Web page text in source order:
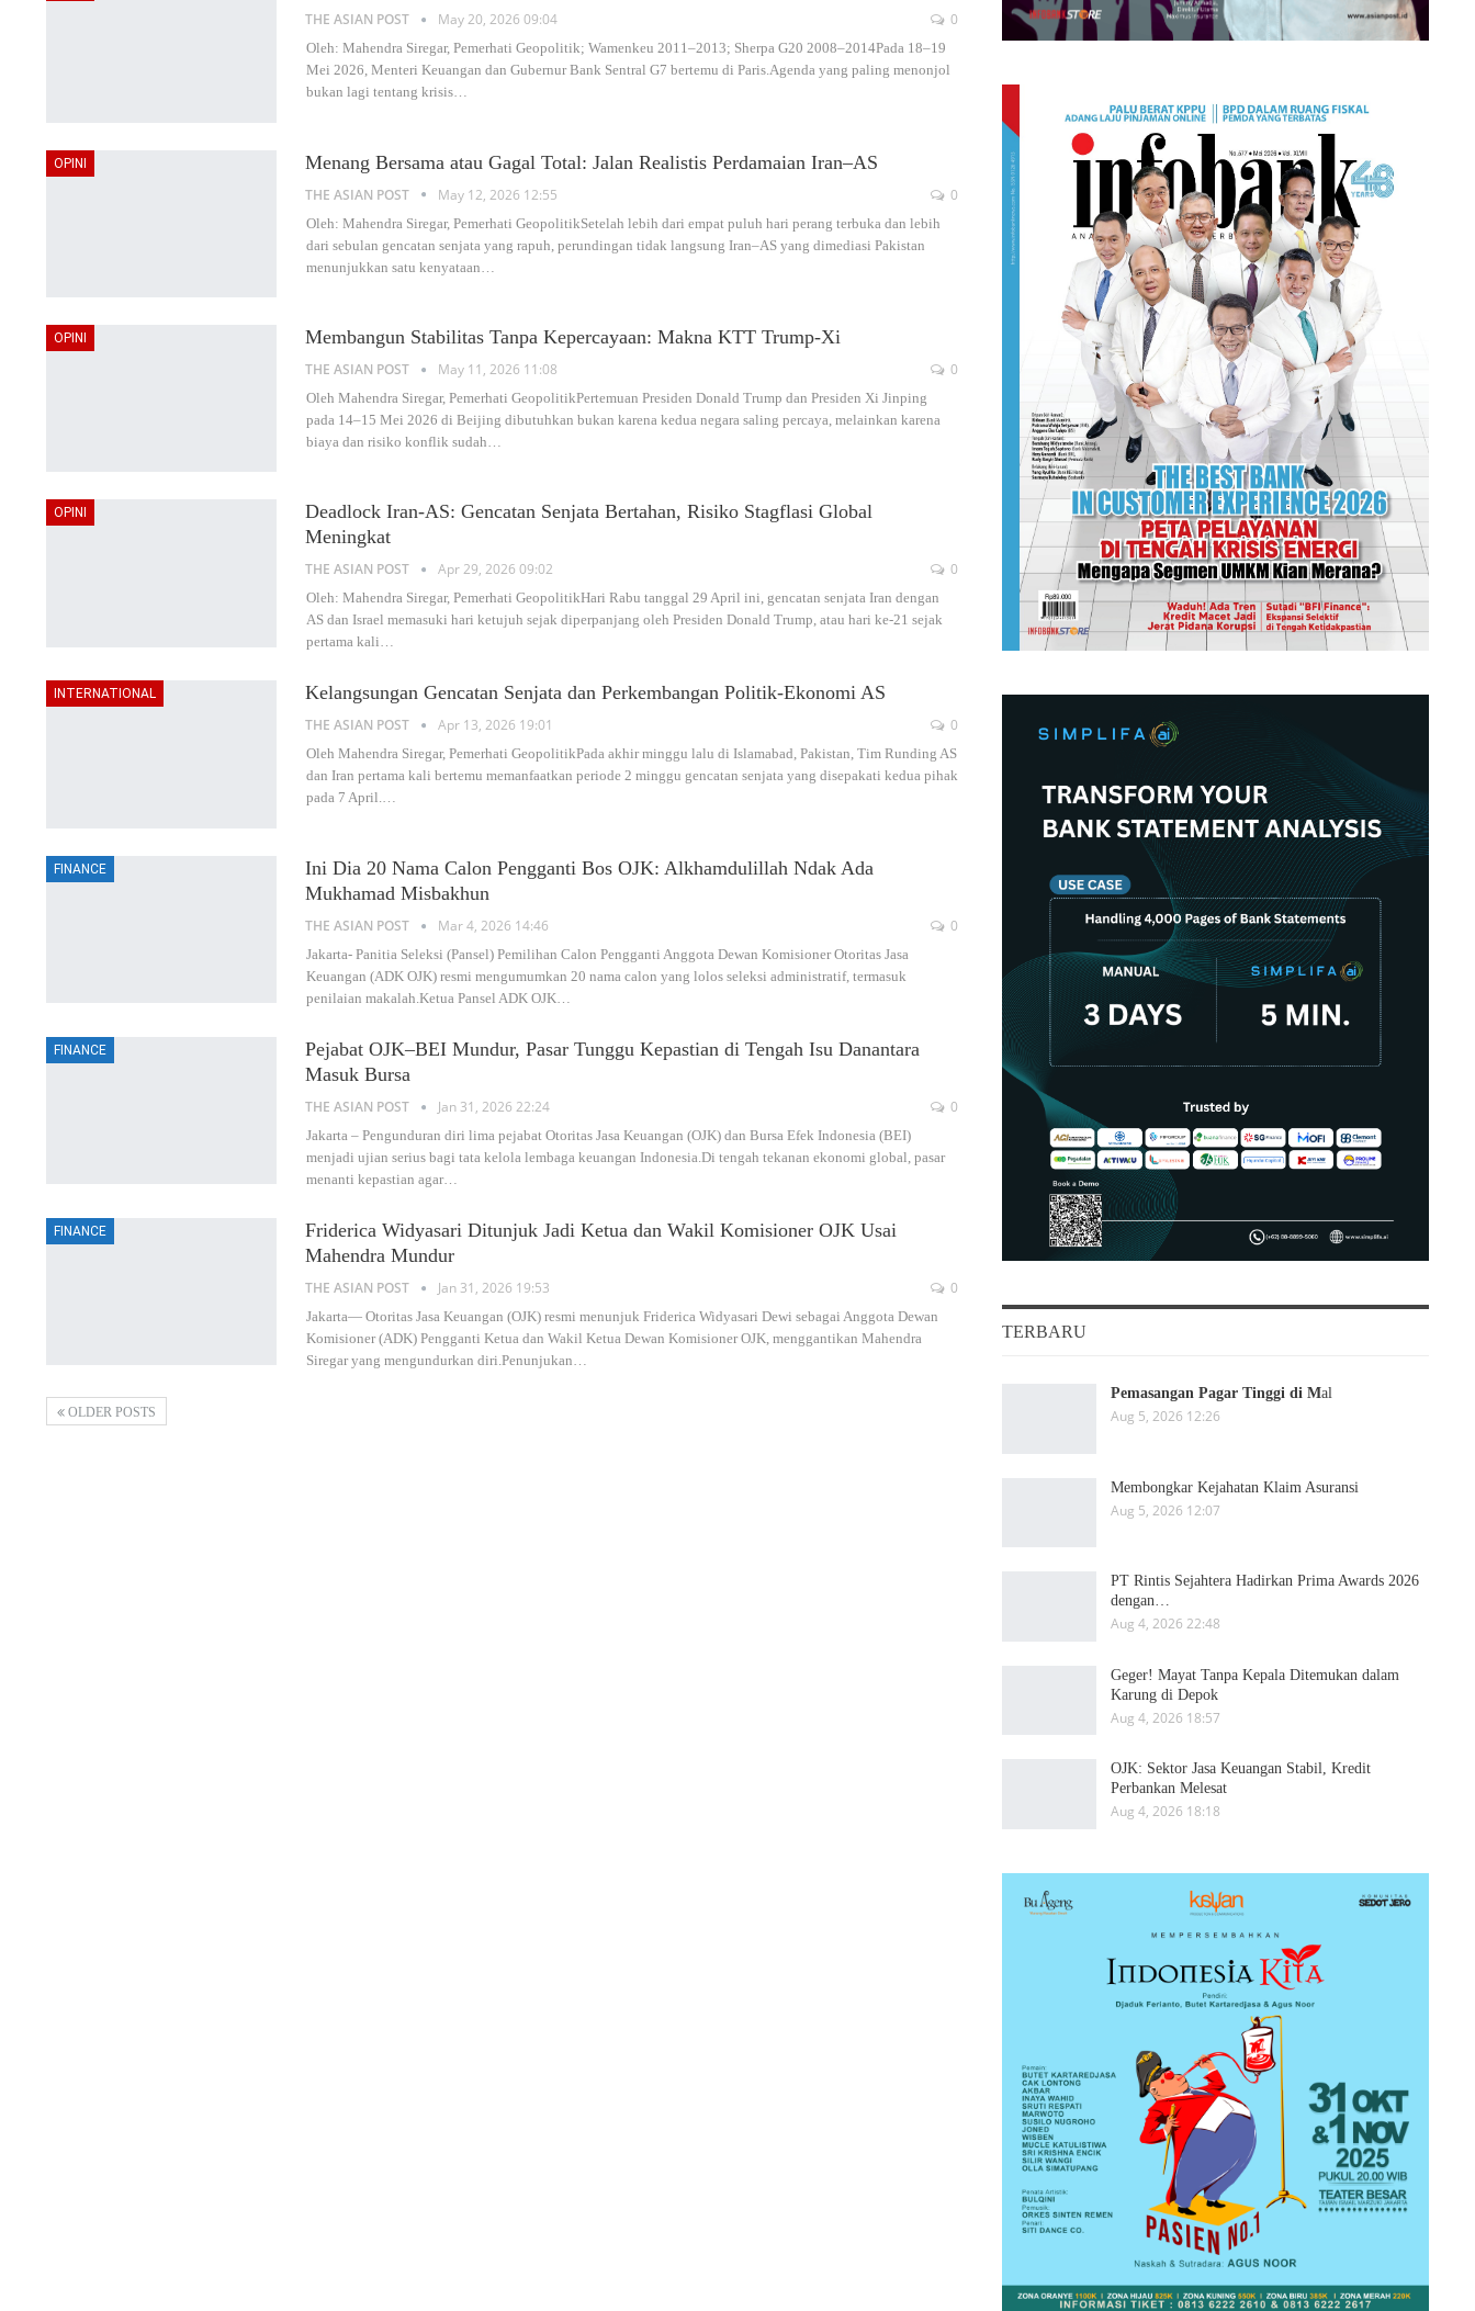
THE ASIAN POST May 20, 2026 09:04 0
Oleh: Mahendra Siregar, Pemerhati Geopolitik; Wamenkeu 2011–2013; Sherpa G20 2008–2014Pada 18–19
Mei 2026, Menteri Keuangan dan Gubernur Bank Sentral G7 bertemu di Paris.Agenda yang paling menonjol
bukan lagi tentang krisis…
OPINI Menang Bersama atau Gagal Total: Jalan Realistis Perdamaian Iran–AS
THE ASIAN POST May 12, 2026 12:55 0
Oleh: Mahendra Siregar, Pemerhati GeopolitikSetelah lebih dari empat puluh hari perang terbuka dan lebih
dari sebulan gencatan senjata yang rapuh, perundingan tidak langsung Iran–AS yang dimediasi Pakistan
menunjukkan satu kenyataan
OPINI Membangun Stabilitas Tanpa Kepercayaan: Makna KTT Trump-Xi
THE ASIAN POST May 11, 2026 11:08 0
Oleh Mahendra Siregar, Pemerhati GeopolitikPertemuan Presiden Donald Trump dan Presiden Xi Jinping
pada 14–15 Mei 2026 di Beijing dibutuhkan bukan karena kedua negara saling percaya, melainkan karena
biaya dan risiko konflik sudah
OPINI
Deadlock Iran-AS: Gencatan Senjata Bertahan, Risiko Stagflasi Global
Meningkat
THE ASIAN POST Apr 29, 2026 09:02 0
Oleh: Mahendra Siregar, Pemerhati GeopolitikHari Rabu tanggal 29 April ini, gencatan senjata Iran dengan
AS dan Israel memasuki hari ketujuh sejak diperpanjang oleh Presiden Donald Trump, atau hari ke-21 sejak
pertama kali…
INTERNATIONAL Kelangsungan Gencatan Senjata dan Perkembangan Politik-Ekonomi AS
THE ASIAN POST Apr 13, 2026 19:01 0
Oleh Mahendra Siregar, Pemerhati GeopolitikPada akhir minggu lalu di Islamabad, Pakistan, Tim Runding AS
dan Iran pertama kali bertemu memanfaatkan periode 2 minggu gencatan senjata yang disepakati kedua pihak
pada 7 April.…
FINANCE
Ini Dia 20 Nama Calon Pengganti Bos OJK: Alkhamdulillah Ndak Ada
Mukhamad Misbakhun
THE ASIAN POST Mar 4, 2026 14:46 0
Jakarta- Panitia Seleksi (Pansel) Pemilihan Calon Pengganti Anggota Dewan Komisioner Otoritas Jasa
Keuangan (ADK OJK) resmi mengumumkan 20 nama calon yang lolos seleksi administratif, termasuk
penilaian makalah.Ketua Pansel ADK OJK
FINANCE
Pejabat OJK–BEI Mundur, Pasar Tunggu Kepastian di Tengah Isu Danantara
Masuk Bursa
THE ASIAN POST Jan 31, 2026 22:24 0
Jakarta – Pengunduran diri lima pejabat Otoritas Jasa Keuangan (OJK) dan Bursa Efek Indonesia (BEI)
menjadi ujian serius bagi tata kelola lembaga keuangan Indonesia.Di tengah tekanan ekonomi global, pasar
menanti kepastian agar…
FINANCE
Friderica Widyasari Ditunjuk Jadi Ketua dan Wakil Komisioner OJK Usai
Mahendra Mundur
THE ASIAN POST Jan 31, 2026 19:53 0
Jakarta— Otoritas Jasa Keuangan (OJK) resmi menunjuk Friderica Widyasari Dewi sebagai Anggota Dewan
Komisioner (ADK) Pengganti Ketua dan Wakil Ketua Dewan Komisioner OJK, menggantikan Mahendra
Siregar yang mengundurkan diri.Penunjukan
OLDER POSTS
TERBARU
Pemasangan Pagar Tinggi di Mal
Aug 5, 2026 12:26
Membongkar Kejahatan Klaim Asuransi
Aug 5, 2026 12:07
PT Rintis Sejahtera Hadirkan Prima Awards 2026
dengan…
Aug 4, 2026 22:48
Geger! Mayat Tanpa Kepala Ditemukan dalam
Karung di Depok
Aug 4, 2026 18:57
OJK: Sektor Jasa Keuangan Stabil, Kredit
Perbankan Melesat
Aug 4, 2026 18:18